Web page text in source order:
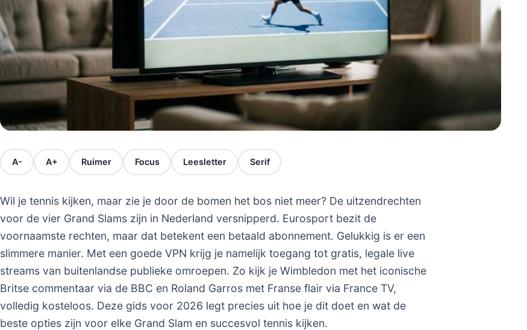
A- A+ Ruimer Focus Leesletter Serif
Wil je tennis kijken, maar zie je door de bomen het bos niet meer? De uitzendrechten
voor de vier Grand Slams zijn in Nederland versnipperd. Eurosport bezit de
voornaamste rechten, maar dat betekent een betaald abonnement. Gelukkig is er een
slimmere manier. Met een goede VPN krijg je namelijk toegang tot gratis, legale live
streams van buitenlandse publieke omroepen. Zo kijk je Wimbledon met het iconische
Britse commentaar via de BBC en Roland Garros met Franse flair via France TV,
volledig kosteloos. Deze gids voor 2026 legt precies uit hoe je dit doet en wat de
beste opties zijn voor elke Grand Slam en succesvol tennis kijken.